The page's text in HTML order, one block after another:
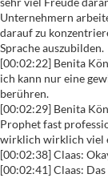
Unternehmern
darauf zu
Sprache auszubilden.
[00:02:22] Benita
ich kann nur eine
berühren.
[00:02:29] Benita
Prophet fast
wirklich wirklich viel
[00:02:38] Claas:
[00:02:41] Claas: